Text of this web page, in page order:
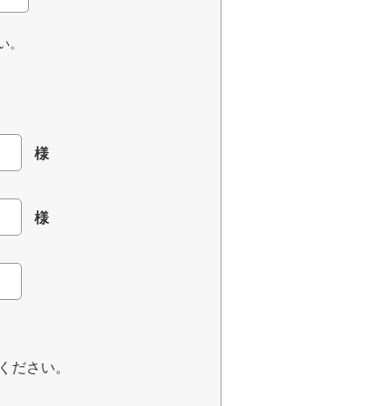
様
様
ださい。